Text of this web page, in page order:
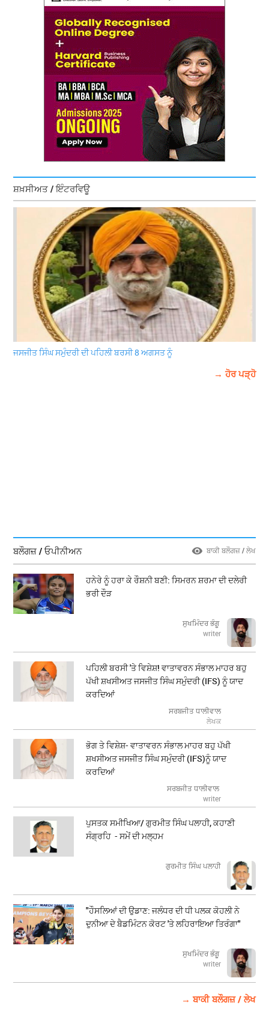
ਸ਼ਖ਼ਸੀਅਤ / ਇੰਟਰਵਿਊ
ਜਸਜੀਤ ਸਿੰਘ ਸਮੁੰਦਰੀ ਦੀ ਪਹਿਲੀ ਬਰਸੀ 8 ਅਗਸਤ ਨੂੰ
→ ਹੋਰ ਪੜ੍ਹੋ
ਬਲੌਗਜ਼ / ਓਪੀਨੀਅਨ ਬਾਕੀ ਬਲੌਗਜ਼ / ਲੇਖ
ਹਨੇਰੇ ਨੂੰ ਹਰਾ ਕੇ ਰੌਸ਼ਨੀ ਬਣੀ: ਸਿਮਰਨ ਸ਼ਰਮਾ ਦੀ ਦਲੇਰੀ
ਭਰੀ ਦੌੜ
ਸੁਖਮਿੰਦਰ ਭੰਗੂ
writer
ਪਹਿਲੀ ਬਰਸੀ 'ਤੇ ਵਿਸ਼ੇਸ਼! ਵਾਤਾਵਰਨ ਸੰਭਾਲ ਮਾਹਰ ਬਹੁ
ਪੱਖੀ ਸ਼ਖਸੀਅਤ ਜਸਜੀਤ ਸਿੰਘ ਸਮੁੰਦਰੀ (IFS) ਨੂੰ ਯਾਦ
ਕਰਦਿਆਂ
ਸਰਬਜੀਤ ਧਾਲੀਵਾਲ
ਲੇਖਕ
ਭੋਗ ਤੇ ਵਿਸ਼ੇਸ਼- ਵਾਤਾਵਰਨ ਸੰਭਾਲ ਮਾਹਰ ਬਹੁ ਪੱਖੀ
ਸ਼ਖਸੀਅਤ ਜਸਜੀਤ ਸਿੰਘ ਸਮੁੰਦਰੀ (IFS)ਨੂੰ ਯਾਦ
ਕਰਦਿਆਂ
ਸਰਬਜੀਤ ਧਾਲੀਵਾਲ
writer
ਪੁਸਤਕ ਸਮੀਖਿਆ/ ਗੁਰਮੀਤ ਸਿੰਘ ਪਲਾਹੀ, ਕਹਾਣੀ
ਸੰਗ੍ਰਹਿ - ਸਮੇਂ ਦੀ ਮਲ੍ਹਮ
ਗੁਰਮੀਤ ਸਿੰਘ ਪਲਾਹੀ
"ਹੌਸਲਿਆਂ ਦੀ ਉਡਾਣ: ਜਲੰਧਰ ਦੀ ਧੀ ਪਲਕ ਕੋਹਲੀ ਨੇ
ਦੁਨੀਆ ਦੇ ਬੈਡਮਿੰਟਨ ਕੋਰਟ 'ਤੇ ਲਹਿਰਾਇਆ ਤਿਰੰਗਾ"
ਸੁਖਮਿੰਦਰ ਭੰਗੂ
writer
→ ਬਾਕੀ ਬਲੌਗਜ਼ / ਲੇਖ